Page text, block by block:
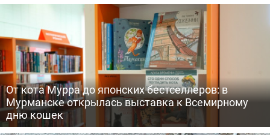
От кота Мурра до японских бестселлеров: в
Мурманске открылась выставка к Всемирному
дню кошек